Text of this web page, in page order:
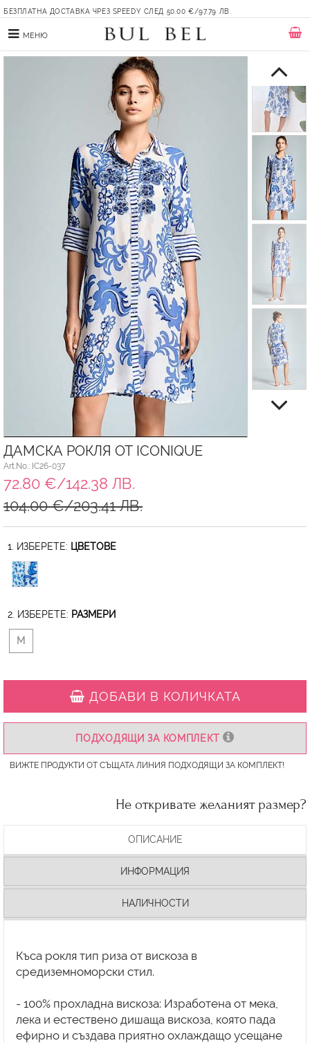
БЕЗПЛАТНА ДОСТАВКА ЧРЕЗ SPEEDY СЛЕД 50.00 €/97.79 ЛВ.
МЕНЮ
ДАМСКА РОКЛЯ ОТ ICONIQUE
Art.No.: IC26-037
72.80 €/142.38 ЛВ.
104.00 €/203.41 ЛВ.
1. ИЗБЕРЕТЕ: ЦВЕТОВЕ
2. ИЗБЕРЕТЕ: РАЗМЕРИ
M
ДОБАВИ В КОЛИЧКАТА
ПОДХОДЯЩИ ЗА КОМПЛЕКТ
ВИЖТЕ ПРОДУКТИ ОТ СЪЩАТА ЛИНИЯ ПОДХОДЯЩИ ЗА КОМПЛЕКТ!
Не откривате желаният размер?
ОПИСАНИЕ
ИНФОРМАЦИЯ
НАЛИЧНОСТИ
Къса рокля тип риза от вискоза в
средиземноморски стил.
- 100% прохладна вискоза: Изработена от мека,
лека и естествено дишаща вискоза, която пада
ефирно и създава приятно охлаждащо усещане